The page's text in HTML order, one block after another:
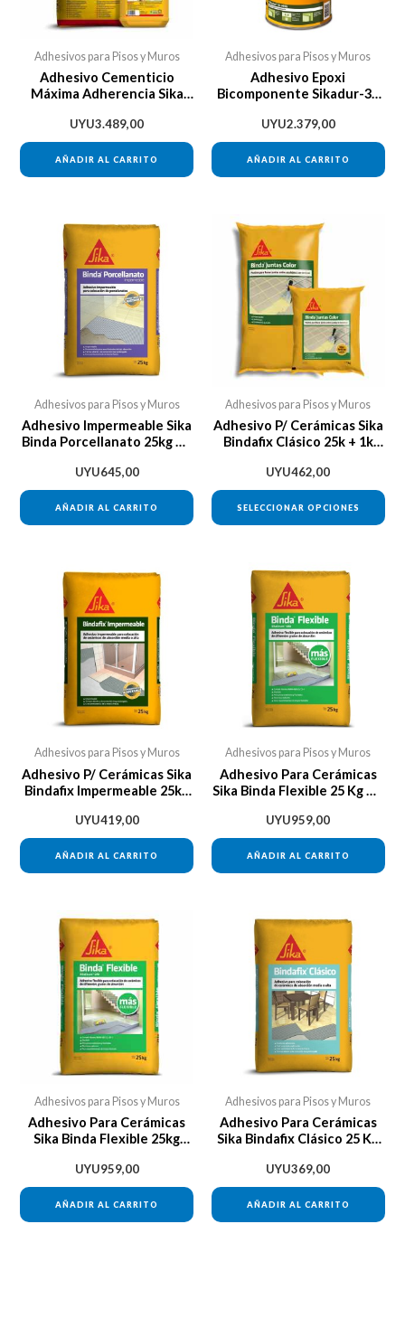
Adhesivos para Pisos y Muros
Adhesivo Cementicio
Máxima Adherencia Sika
UYU3.489,00
AÑADIR AL CARRITO
Adhesivos para Pisos y Muros
Adhesivo Epoxi
Bicomponente Sikadur-31
UYU2.379,00
AÑADIR AL CARRITO
Adhesivos para Pisos y Muros
Adhesivo Impermeable Sika
Binda Porcellanato 25kg Da
UYU645,00
AÑADIR AL CARRITO
Adhesivos para Pisos y Muros
Adhesivo P/ Cerámicas Sika
Bindafix Clásico 25k + 1k
UYU462,00
SELECCIONAR OPCIONES
la
Adhesivos para Pisos y Muros
Adhesivo P/ Cerámicas Sika
Bindafix Impermeable 25kg
UYU419,00
AÑADIR AL CARRITO
Adhesivos para Pisos y Muros
Adhesivo Para Cerámicas
Sika Binda Flexible 25 Kg Da
UYU959,00
AÑADIR AL CARRITO
Adhesivos para Pisos y Muros
Adhesivo Para Cerámicas
Sika Binda Flexible 25kg
UYU959,00
AÑADIR AL CARRITO
Adhesivos para Pisos y Muros
Adhesivo Para Cerámicas
Sika Bindafix Clásico 25 Kg
UYU369,00
AÑADIR AL CARRITO